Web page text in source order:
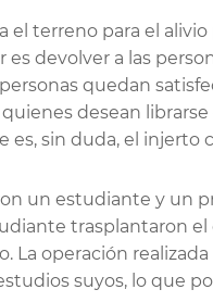
terreno para el
devolver a las
quedan
desean
es, sin duda, el injerto
un estudiante y un
trasplantaron el
La operación
suyos, lo que